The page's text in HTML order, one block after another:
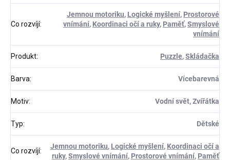
Co rozvíjí:
Jemnou motoriku, Logické myšlení, Prostorové
vnímání, Koordinaci očí a ruky, Paměť,Smyslové
vnímání
Produkt: Puzzle,Skládačka
Barva: Vícebarevná
Motiv: Vodní svět, Zvířátka
Typ: Dětské
Co rozvíjí:
Jemnou motoriku, Logické myšlení, Koordinaci očí a
ruky,Smyslové vnímání, Prostorové vnímání, Paměť